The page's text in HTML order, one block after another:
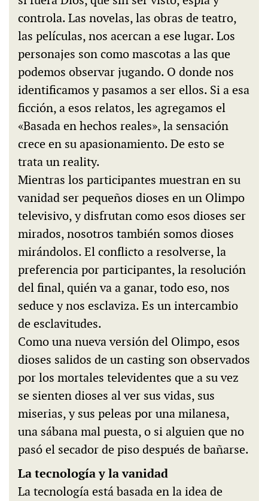
controla. Las novelas, las obras de teatro,
las películas, nos acercan a ese lugar. Los
personajes son como mascotas a las que
podemos observar jugando. O donde nos
identificamos y pasamos a ser ellos. Si a esa
ficción, a esos relatos, les agregamos el
«Basada en hechos reales», la sensación
crece en su apasionamiento. De esto se
trata un reality.
Mientras los participantes muestran en su
vanidad ser pequeños dioses en un Olimpo
televisivo, y disfrutan como esos dioses ser
mirados, nosotros también somos dioses
mirándolos. El conflicto a resolverse, la
preferencia por participantes, la resolución
del final, quién va a ganar, todo eso, nos
seduce y nos esclaviza. Es un intercambio
de esclavitudes.
Como una nueva versión del Olimpo, esos
dioses salidos de un casting son observados
por los mortales televidentes que a su vez
se sienten dioses al ver sus vidas, sus
miserias, y sus peleas por una milanesa,
una sábana mal puesta, o si alguien que no
pasó el secador de piso después de bañarse.
La tecnología y la vanidad
La tecnología está basada en la idea de